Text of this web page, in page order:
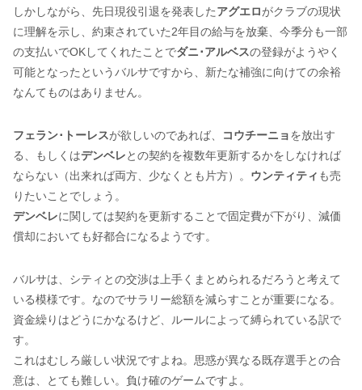
しかしながら、先日現役引退を発表したアグエロがクラブの現状
に理解を示し、約束されていた2年目の給与を放棄、今季分も一部
の支払いでOKしてくれたことでダニ･アルベスの登録がようやく
可能となったというバルサですから、新たな補強に向けての余裕
なんてものはありません。
フェラン･トーレスが欲しいのであれば、 コウチーニョを放出す
る、もしくはデンベレとの契約を複数年更新するかをしなければ
ならない（出来れば両方、少なくとも片方）。 ウンティティ も売
りたいことでしょう。
デンベレに関しては契約を更新することで固定費が下がり、減価
償却においても好都合になるようです。
バルサは、シティとの交渉は上手くまとめられるだろうと考えて
いる模様です。なのでサラリー総額を減らすことが重要になる。
資金繰りはどうにかなるけど、ルールによって縛られている訳で
す。
これはむしろ厳しい状況ですよね。思惑が異なる既存選手との合
意は、とても難しい。負け確のゲームですよ。